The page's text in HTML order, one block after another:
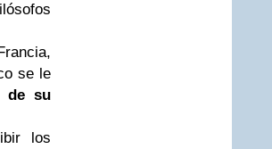
se le
de su
los